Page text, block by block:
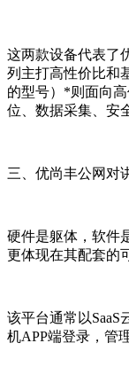
这两款设备代表了
列主打高性价比和
的型号）*则面向
位、数据采集、安
三、优尚丰公网对
硬件是躯体，软件
更体现在其配套的
该平台通常以SaaS
机APP端登录，管